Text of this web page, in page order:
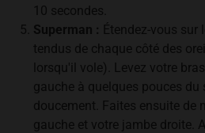
10 secondes.
Superman : Étendez-vous sur
tendus de chaque côté des
lorsqu'il vole). Levez votre
gauche à quelques pouces du
doucement. Faites ensuite de
gauche et votre jambe droite.